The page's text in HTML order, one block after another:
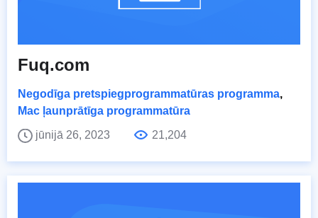
Fuq.com
Negodīga pretspiegprogrammatūras programma,
Mac ļaunprātīga programmatūra
jūnijā 26, 2023
21,204